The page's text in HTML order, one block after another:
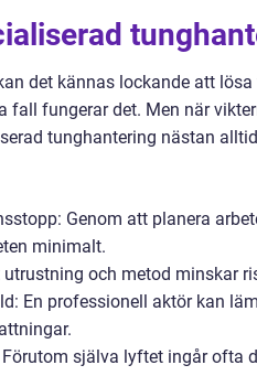
det kännas lockande att
fall fungerar det. Men när
tunghantering nästan
Genom att planera
minimalt.
utrustning och metod minskar
En professionell aktör kan
själva lyftet ingår ofta